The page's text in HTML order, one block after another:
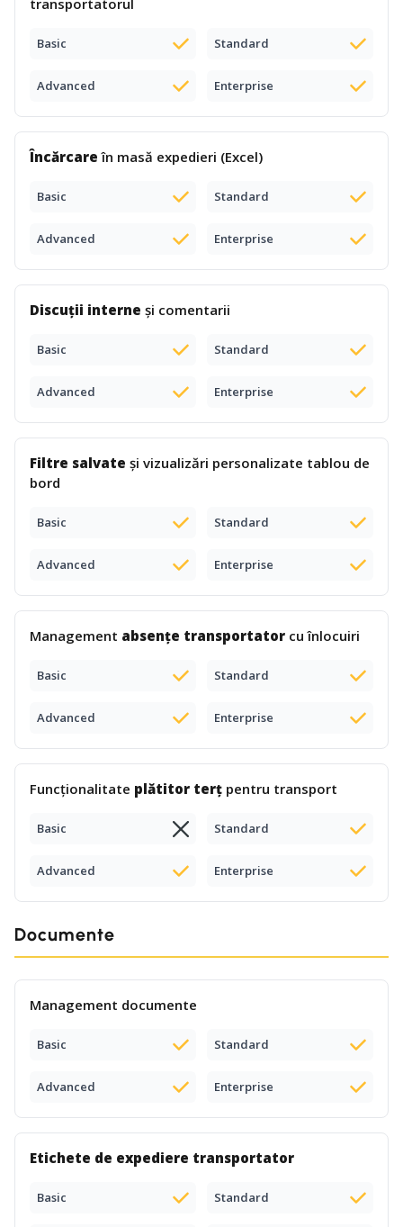
transportatorul
Basic Standard
Advanced Enterprise
Încărcare în masă expedieri (Excel)
Basic Standard
Advanced Enterprise
Discuții interne și comentarii
Basic Standard
Advanced Enterprise
Filtre salvate și vizualizări personalizate tablou de
bord
Basic Standard
Advanced Enterprise
Management absențe transportator cu înlocuiri
Basic Standard
Advanced Enterprise
Funcționalitate plătitor terț pentru transport
Basic Standard
Advanced Enterprise
Documente
Management documente
Basic Standard
Advanced Enterprise
Etichete de expediere transportator
Basic Standard